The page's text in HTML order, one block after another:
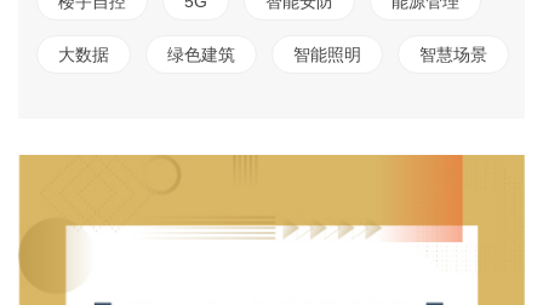
大数据 绿色建筑 智能照明 智慧场景